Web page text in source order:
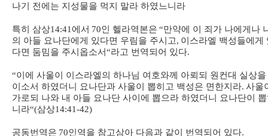
나기 전에는 지성물을 먹지 말라 하였느니라
특히 삼상14:41 에서 70인 헬라역본은 “만약에 이 죄가 나에게나
의 아들 요나단에게 있다면 우림을 주시고, 이스라엘 백성들에게
다면 둠밈을 주시옵소서“라고 번역되어 있다.
“이에 사울이 이스라엘의 하나님 여호와께 아뢰되 원컨대 실상을
이소서 하였더니 요나단과 사울이 뽑히고 백성은 면한지라. 사울
가로되 나와 내 아들 요나단 사이에 뽑으라 하였더니 요나단이
니라“(삼상14:41-42)
공동번역은 70인역을 참고삼아 다음과 같이 번역되어 있다.